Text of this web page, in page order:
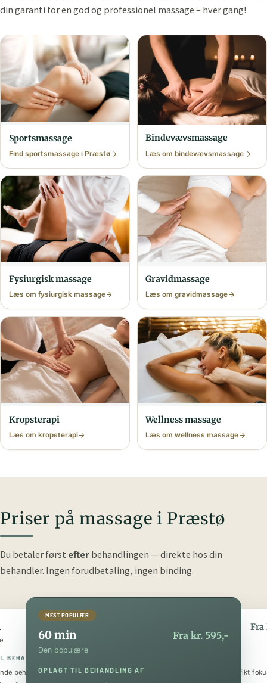
din garanti for en god og professionel massage – hver gang!
Sports­massage
Find sports­massage i Præstø
Bindevævs­massage
Læs om bindevævs­massage
Fysiurgisk massage
Læs om fysiurgisk massage
Gravid­massage
Læs om gravid­massage
Krops­terapi
Læs om krops­terapi
Wellness massage
Læs om wellness massage
Priser på massage i Præstø
Du betaler først efter behandlingen — direkte hos din
behandler. Ingen forudbetaling, ingen binding.
BEHANDLING AF
behandling
MEST POPULÆR
60 min Fra kr. 595,-
Den populære
OPLAGT TIL BEHANDLING AF
Fra
Den luksuriøse
Helkropsmassage med et specifikt